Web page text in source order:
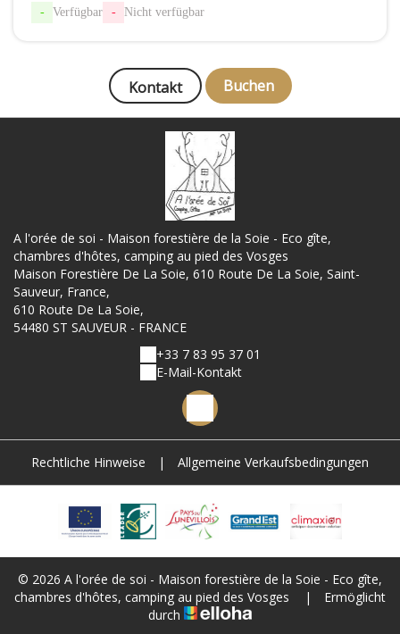
- Verfügbar - Nicht verfügbar
Kontakt Buchen
A l'orée de soi - Maison forestière de la Soie - Eco gîte,
chambres d'hôtes, camping au pied des Vosges
Maison Forestière De La Soie, 610 Route De La Soie, Saint-
Sauveur, France,
610 Route De La Soie,
54480 ST SAUVEUR - FRANCE
+33 7 83 95 37 01
E-Mail-Kontakt
Rechtliche Hinweise | Allgemeine Verkaufsbedingungen
© 2026 A l'orée de soi - Maison forestière de la Soie - Eco gîte,
chambres d'hôtes, camping au pied des Vosges
|
Ermöglicht
durch